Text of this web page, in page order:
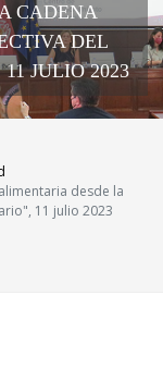
CADENA
DEL
JULIO 2023
desde la
11 julio 2023